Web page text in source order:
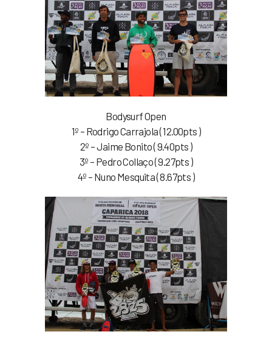
Bodysurf Open
1º – Rodrigo Carrajola ( 12.00pts )
2º – Jaime Bonito ( 9.40pts )
3º – Pedro Collaço ( 9.27pts )
4º – Nuno Mesquita ( 8.67pts )